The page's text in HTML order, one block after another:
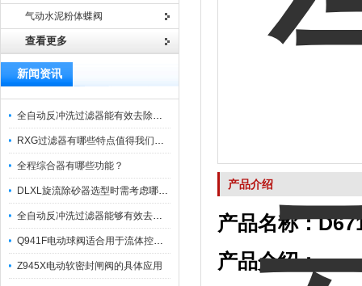
气动水泥粉体蝶阀
查看更多
新闻资讯
全自动反冲洗过滤器能有效去除过滤介质上的杂质
RXG过滤器有哪些特点值得我们选择？
全程综合器有哪些功能？
DLXL旋流除砂器选型时需考虑哪些因素？
全自动反冲洗过滤器能够有效去除不同粒径的固体杂
Q941F电动球阀适合用于流体控制需要迅速反应的场合
Z945X电动软密封闸阀的具体应用
产品介绍
产品名称：
产品介绍：